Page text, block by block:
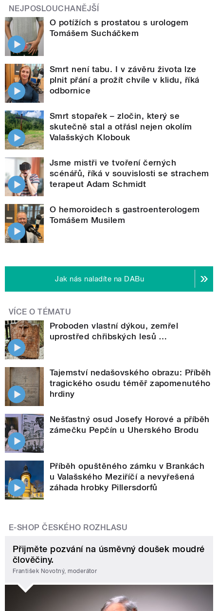
NEJPOSLOUCHANĚJŠÍ
O potížích s prostatou s urologem
Tomášem Sucháčkem
Smrt není tabu. I v závěru života lze
plnit přání a prožít chvíle v klidu, říká
odbornice
Smrt stopařek – zločin, který se
skutečně stal a otřásl nejen okolím
Valašských Klobouk
Jsme mistři ve tvoření černých
scénářů, říká v souvislosti se strachem
terapeut Adam Schmidt
O hemoroidech s gastroenterologem
Tomášem Musilem
Jak nás naladíte na DABu
VÍCE O TÉMATU
Proboden vlastní dýkou, zemřel
uprostřed chřibských lesů …
Tajemství nedašovského obrazu: Příběh
tragického osudu téměř zapomenutého
hrdiny
Nešťastný osud Josefy Horové a příběh
zámečku Pepčín u Uherského Brodu
Příběh opuštěného zámku v Brankách
u Valašského Meziříčí a nevyřešená
záhada hrobky Pillersdorfů
E-SHOP ČESKÉHO ROZHLASU
Přijměte pozvání na úsměvný doušek moudré
člověčiny.
František Novotný, moderátor